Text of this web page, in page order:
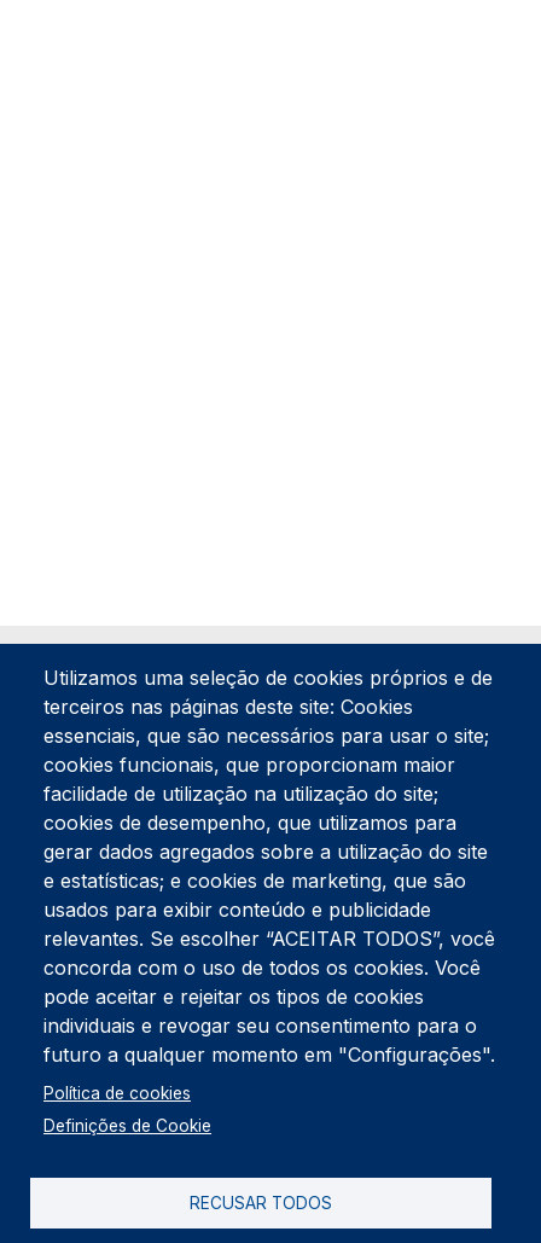
Tel:234 390 100Fax:234 390 100
Endereço Postal
Apartado 42
Rua Gil Eanes 31
3834-908 Gafanha da Nazaré
Estúdios
Rua Prior Guerra
Edifício do Centro Cultural da Gafanha da Nazaré
3830-556 Gafanha da Nazaré
Rodapé
Cookies
Política de Privacidade
Utilizamos uma seleção de cookies próprios e de
terceiros nas páginas deste site: Cookies
essenciais, que são necessários para usar o site;
cookies funcionais, que proporcionam maior
facilidade de utilização na utilização do site;
cookies de desempenho, que utilizamos para
gerar dados agregados sobre a utilização do site
e estatísticas; e cookies de marketing, que são
usados para exibir conteúdo e publicidade
relevantes. Se escolher “ACEITAR TODOS”, você
concorda com o uso de todos os cookies. Você
pode aceitar e rejeitar os tipos de cookies
individuais e revogar seu consentimento para o
futuro a qualquer momento em "Configurações".
Política de cookies
Definições de Cookie
RECUSAR TODOS